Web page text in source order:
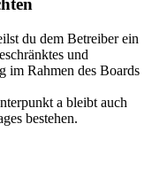
du dem Betreiber ein
und
im Rahmen des Boards
a bleibt auch
bestehen.